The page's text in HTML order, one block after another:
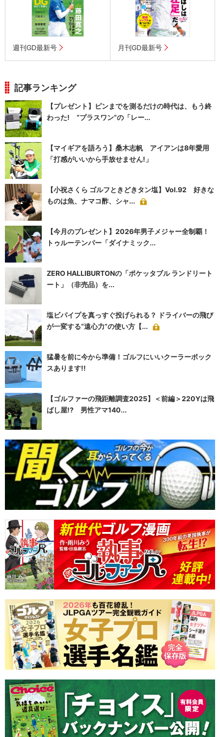
週刊GD最新号 月刊GD最新号
記事ランキング
【プレゼント】ピンまでを測るだけの時代は、もう終
わった! “プラスワン”の「レー...
【マイギアを語ろう】桑木志帆 アイアンは8年愛用
「打感がいいから手放せません!」
【小祝さくら ゴルフときどきタン塩】Vol.92 好きな
ものは魚、ナマコ酢、シャ...
【今月のプレゼント】2026年男子メジャー全制覇！
トゥルーテンパー「ダイナミック...
ZERO HALLIBURTONの「ポケッタブル ランドリート
ート」（非売品）を...
塩ビパイプを真っすぐ投げられる？ ドライバーの飛び
が一変する“遠心力”の使い方【...
猛暑を前に今から準備！ゴルフにいいクーラーボック
スあります!!
【ゴルファーの飛距離調査2025】＜前編＞220Yは飛
ばし屋!? 男性アマ140...